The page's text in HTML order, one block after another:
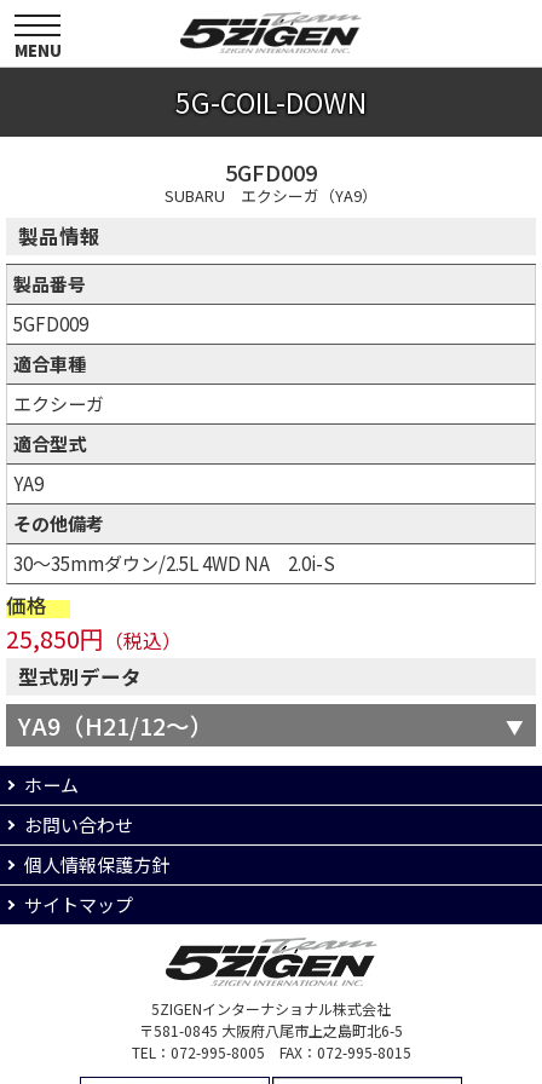
toggle
navigation
MENU
5G-COIL-DOWN
5GFD009
SUBARU エクシーガ（YA9）
製品情報
製品番号
5GFD009
適合車種
エクシーガ
適合型式
YA9
その他備考
30～35mmダウン/2.5L 4WD NA 2.0i-S
価格
25,850円 （税込）
型式別データ
YA9（H21/12～）
ホーム
お問い合わせ
個人情報保護方針
サイトマップ
5ZIGENインターナショナル株式会社
〒581-0845 大阪府八尾市上之島町北6-5
TEL：072-995-8005 FAX：072-995-8015